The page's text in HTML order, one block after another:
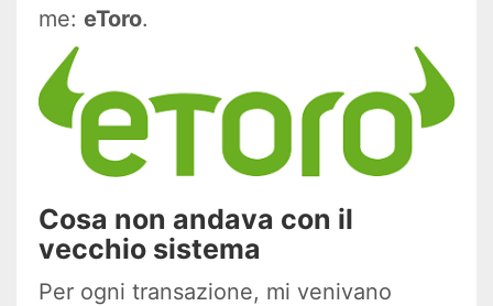
me: eToro.
Cosa non andava con il
vecchio sistema
Per ogni transazione, mi venivano